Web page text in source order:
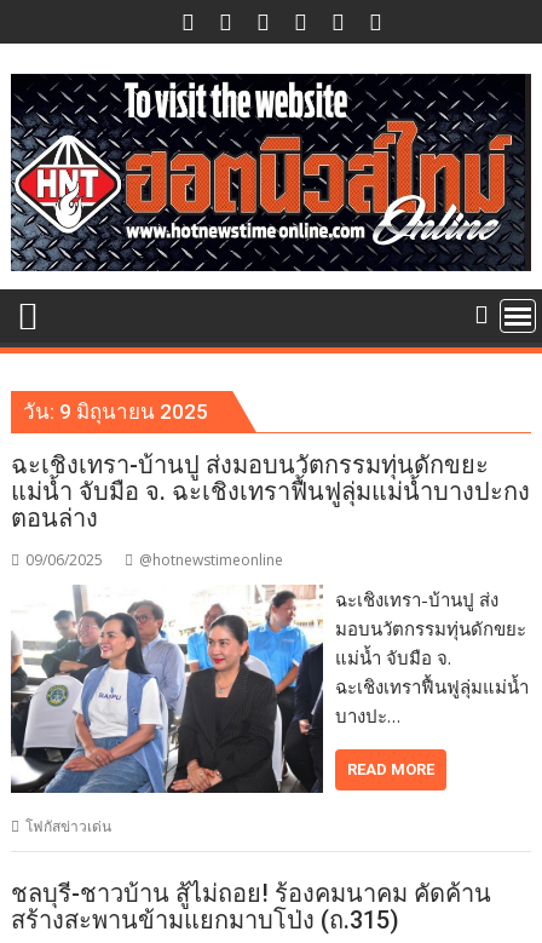
to
content
วัน: 9 มิถุนายน 2025
ฉะเชิงเทรา-บ้านปู ส่งมอบนวัตกรรมทุ่นดักขยะ
แม่น้ำ จับมือ จ. ฉะเชิงเทราฟื้นฟูลุ่มแม่น้ำบางปะกง
ตอนล่าง
09/06/2025 @hotnewstimeonline
ฉะเชิงเทรา-บ้านปู ส่ง
มอบนวัตกรรมทุ่นดักขยะ
แม่น้ำ จับมือ จ.
ฉะเชิงเทราฟื้นฟูลุ่มแม่น้ำ
บางปะ…
READ MORE
โฟกัสข่าวเด่น
ชลบุรี-ชาวบ้าน สู้ไม่ถอย! ร้องคมนาคม คัดค้าน
สร้างสะพานข้ามแยกมาบโป่ง (ถ.315)